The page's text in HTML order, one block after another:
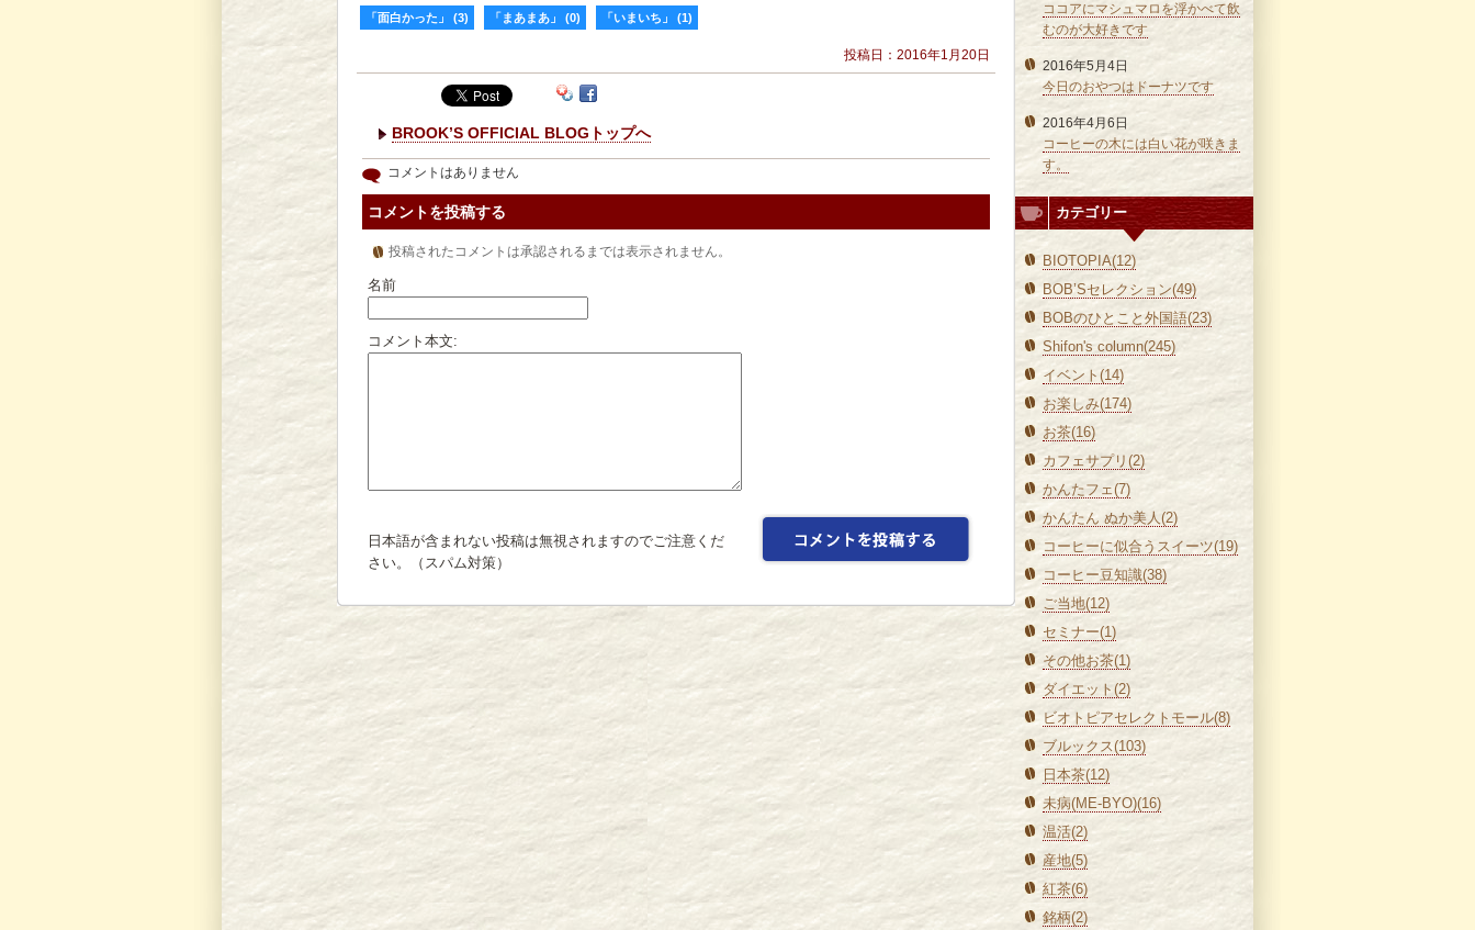
「面白かった」 (3) 「まあまあ」 (0) 「いまいち」 (1)
投稿日：2016年1月20日
BROOK’S OFFICIAL BLOGトップへ
コメントはありません
コメントを投稿する
投稿されたコメントは承認されるまでは表示されません。
名前
コメント本文:
日本語が含まれない投稿は無視されますのでご注意くだ
さい。（スパム対策）
ココアにマシュマロを浮かべて飲
むのが大好きです
2016年5月4日
今日のおやつはドーナツです
2016年4月6日
コーヒーの木には白い花が咲きま
す。
カテゴリー
BIOTOPIA(12)
BOB’Sセレクション(49)
BOBのひとこと外国語(23)
Shifon's column(245)
イベント(14)
お楽しみ(174)
お茶(16)
カフェサプリ(2)
かんたフェ(7)
かんたん ぬか美人(2)
コーヒーに似合うスイーツ(19)
コーヒー豆知識(38)
ご当地(12)
セミナー(1)
その他お茶(1)
ダイエット(2)
ビオトピアセレクトモール(8)
ブルックス(103)
日本茶(12)
未病(ME-BYO)(16)
温活(2)
産地(5)
紅茶(6)
銘柄(2)